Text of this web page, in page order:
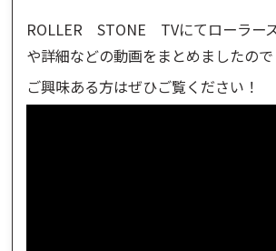
ROLLER STONE TVにてローラー
や詳細などの動画をまとめましたので
ご興味ある方はぜひご覧ください！